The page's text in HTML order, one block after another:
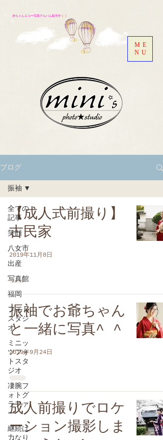
赤ちゃんエコー写真アルバム販売中
ME
NU
ブログ
全ての
記事
笑顔
八女市
出産
写真館
福岡
フォト
スタジ
オ
ミニッ
ツフォ
トスタ
ジオ
凄腕フ
ォトグ
ラファ
ー
継続は
力なり
振袖
【成人式前撮り】
古民家
2019年11月8日
振袖でお爺ちゃん
と一緒に写真^ ^
2019年9月24日
成人前撮りでロケ
ーション撮影しま